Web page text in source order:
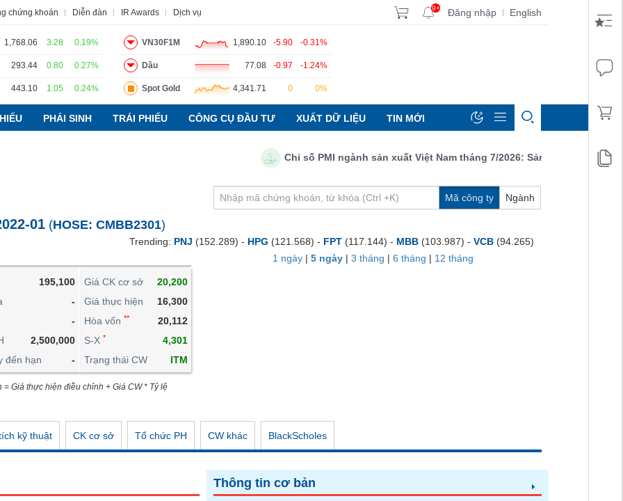
chứng khoán Diễn đàn IR Awards Dịch vụ 9+ Đăng nhập | English
1,768.06 3.28 0.19%
293.44 0.80 0.27%
443.10 1.05 0.24%
VN30F1M 1,890.10 -5.90 -0.31%
Dầu 77.08 -0.97 -1.24%
Spot Gold 4,341.71 0 0%
PHÁI SINH TRÁI PHIẾU CÔNG CỤ ĐẦU TƯ XUẤT DỮ LIỆU TIN MỚI
Chỉ số PMI ngành sản xuất Việt Nam tháng 7/2026: Sản lượng, số lượng
Mã công ty Ngành
01 (HOSE: CMBB2301)
195,100
-
-
2,500,000
đến hạn
-
Giá CK cơ sở
20,200
Giá thực hiện
16,300
Hòa vốn **
20,112
S-X *
4,301
Trạng thái CW
ITM
Giá thực hiện điều chỉnh + Giá CW * Tỷ lệ
Trending: PNJ (152.289) - HPG (121.568) - FPT (117.144) - MBB (103.987) - VCB (94.265)
1 ngày | 5 ngày | 3 tháng | 6 tháng | 12 tháng
kỹ thuật CK cơ sở Tổ chức PH CW khác BlackScholes
Thông tin cơ bản
Tin tức Báo cáo phân tích Thuật ngữ Dịch vụ
DOANH NGHIỆP
PHÁI SINH
TRÁI PHIẾU
CÔNG CỤ ĐẦU TƯ
XUẤT DỮ LIỆU
TIN MỚI